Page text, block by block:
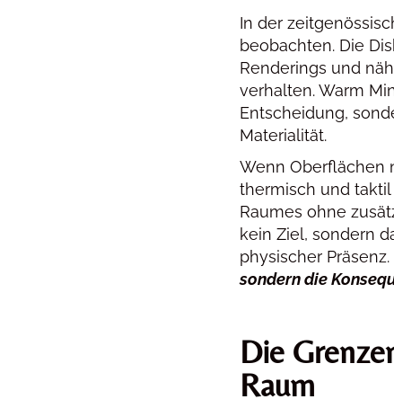
In der
beobachten. Die
Renderings und
verhalten. Warm
Entscheidung,
Materialität.
Wenn Oberflächen
thermisch und
Raumes ohne
kein Ziel, sondern
physischer Präsenz.
sondern die
Die
Raum